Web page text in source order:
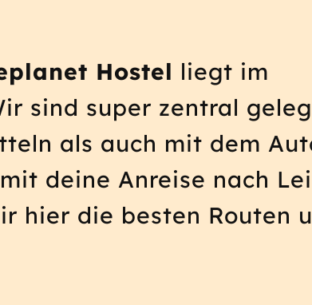
Hostel liegt im
sind super zentral
als auch mit dem
deine Anreise nach
hier die besten Routen